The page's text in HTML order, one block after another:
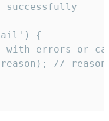
successfully
{
with errors or
//